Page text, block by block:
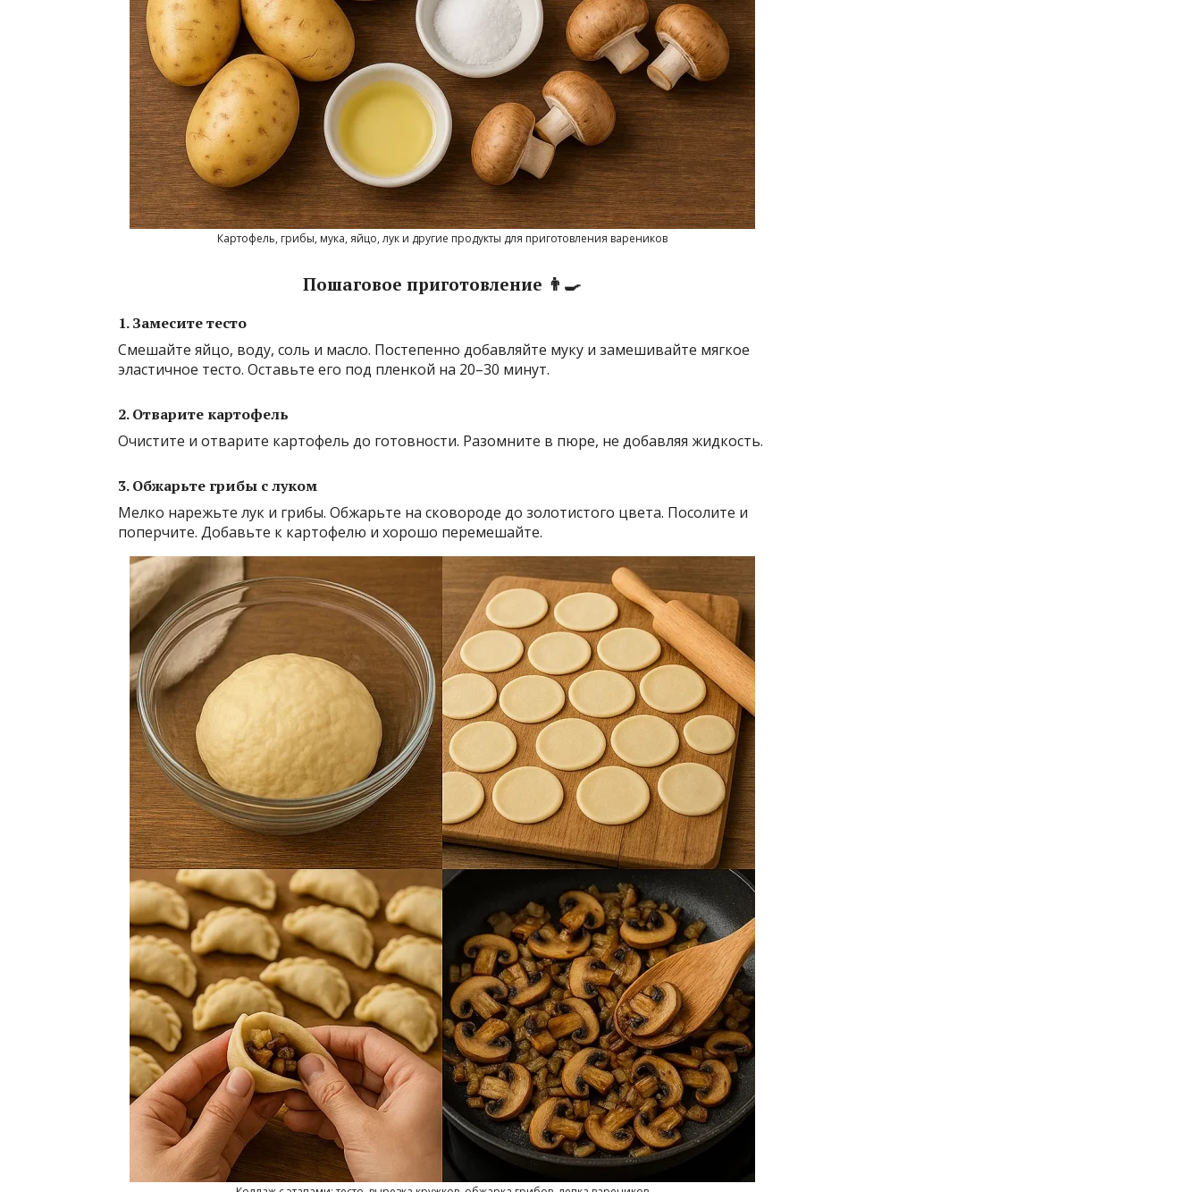
Картофель, грибы, мука, яйцо, лук и другие продукты для приготовления вареников
Пошаговое приготовление 👨‍🍳
1. Замесите тесто
Смешайте яйцо, воду, соль и масло. Постепенно добавляйте муку и замешивайте мягкое
эластичное тесто. Оставьте его под пленкой на 20–30 минут.
2. Отварите картофель
Очистите и отварите картофель до готовности. Разомните в пюре, не добавляя жидкость.
3. Обжарьте грибы с луком
Мелко нарежьте лук и грибы. Обжарьте на сковороде до золотистого цвета. Посолите и
поперчите. Добавьте к картофелю и хорошо перемешайте.